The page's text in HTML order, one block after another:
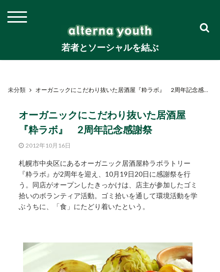
若者とソーシャルを結ぶ
未分類 オーガニックにこだわり抜いた居酒屋『粋ラボ』 2周年記念感謝祭
オーガニックにこだわり抜いた居酒屋
『粋ラボ』 2周年記念感謝祭
2012年10月16日
札幌市中央区にあるオーガニック居酒屋粋ラボラトリー
『粋ラボ』が2周年を迎え、10月19日20日に感謝祭を行
う。同店がオープンしたきっかけは、店主が参加したゴミ
拾いのボランティア活動。ゴミ拾いを通して環境活動を学
ぶうちに、「食」にたどり着いたという。